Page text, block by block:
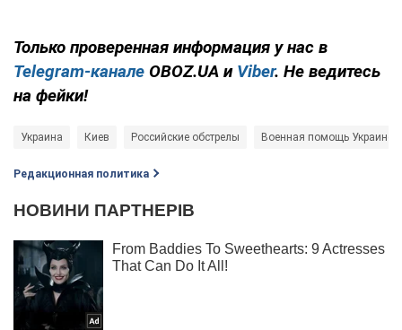
Только проверенная информация у нас в
Telegram-канале OBOZ.UA и Viber. Не ведитесь
на фейки!
Украина Киев Российские обстрелы Военная помощь Украине
Редакционная политика